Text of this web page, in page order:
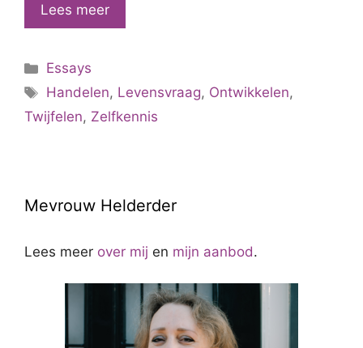
Lees meerHet
nut
Categorieën
Essays
Tags
Handelen, Levensvraag, Ontwikkelen,
Twijfelen, Zelfkennis
Mevrouw Helderder
Lees meer over mij en mijn aanbod.